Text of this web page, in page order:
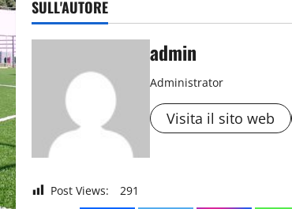
SULL'AUTORE
admin
Administrator
Visita il sito web
Post Views: 291